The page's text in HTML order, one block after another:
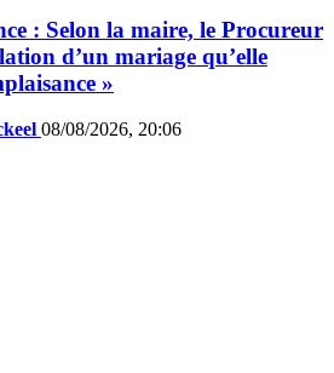
: Selon la maire, le Procureur
d’un mariage qu’elle
»
08/08/2026, 20:06